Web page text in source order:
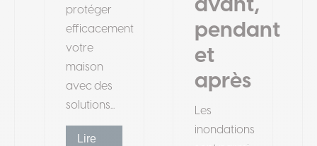
protéger
efficacement
votre
maison
avec des
solutions...
Lire
avant,
pendant
et
après
Les
inondations